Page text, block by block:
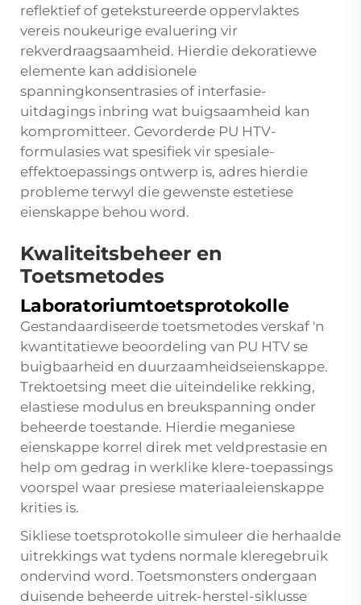
reflektief of getekstureerde oppervlaktes
vereis noukeurige evaluering vir
rekverdraagsaamheid. Hierdie dekoratiewe
elemente kan addisionele
spanningkonsentrasies of interfasie-
uitdagings inbring wat buigsaamheid kan
kompromitteer. Gevorderde PU HTV-
formulasies wat spesifiek vir spesiale-
effektoepassings ontwerp is, adres hierdie
probleme terwyl die gewenste estetiese
eienskappe behou word.
Kwaliteitsbeheer en
Toetsmetodes
Laboratoriumtoetsprotokolle
Gestandaardiseerde toetsmetodes verskaf 'n
kwantitatiewe beoordeling van PU HTV se
buigbaarheid en duurzaamheidseienskappe.
Trektoetsing meet die uiteindelike rekking,
elastiese modulus en breukspanning onder
beheerde toestande. Hierdie meganiese
eienskappe korrel direk met veldprestasie en
help om gedrag in werklike klere-toepassings
voorspel waar presiese materiaaleienskappe
krities is.
Sikliese toetsprotokolle simuleer die herhaalde
uitrekkings wat tydens normale kleregebruik
ondervind word. Toetsmonsters ondergaan
duisende beheerde uitrek-herstel-siklusse